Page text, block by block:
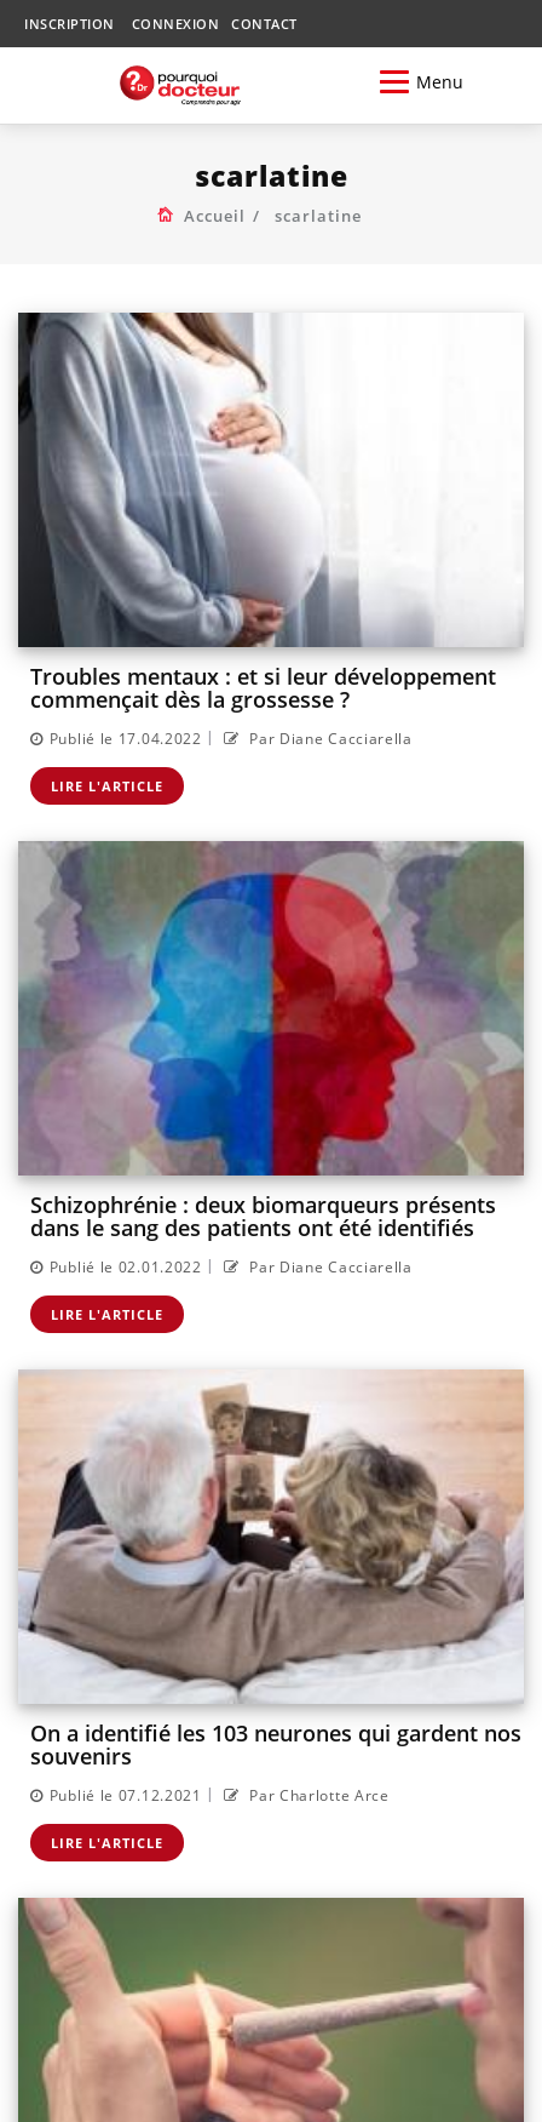
INSCRIPTION CONNEXION CONTACT
Menu
scarlatine
Accueil scarlatine
Troubles mentaux : et si leur développement
commençait dès la grossesse ?
Publié le 17.04.2022 | Par Diane Cacciarella
LIRE L'ARTICLE
Schizophrénie : deux biomarqueurs présents
dans le sang des patients ont été identifiés
Publié le 02.01.2022 | Par Diane Cacciarella
LIRE L'ARTICLE
On a identifié les 103 neurones qui gardent nos
souvenirs
Publié le 07.12.2021 | Par Charlotte Arce
LIRE L'ARTICLE